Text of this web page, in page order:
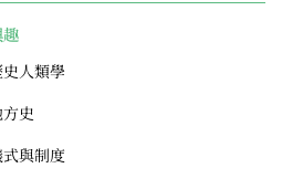
史人類學
史
式與制度